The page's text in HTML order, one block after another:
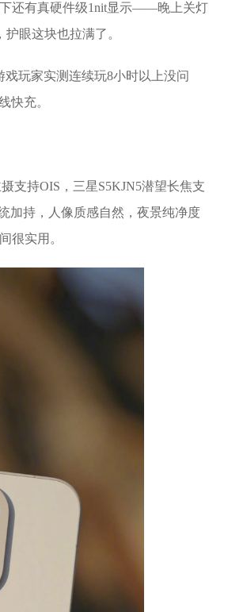
还有真硬件级1nit显示——晚上关灯
眼这块也拉满了。
戏玩家实测连续玩8小时以上没问
快充。
支持OIS，三星S5KJN5潜望长焦支
加持，人像质感自然，夜景纯净度
很实用。